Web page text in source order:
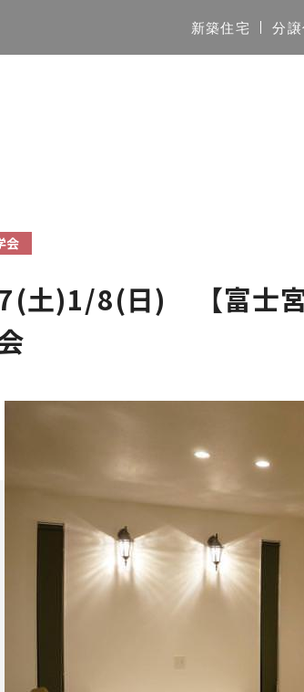
新築住宅 分
会
土)1/8(日) 【富士宮